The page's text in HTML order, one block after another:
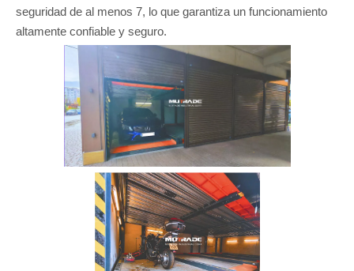
seguridad de al menos 7, lo que garantiza un funcionamiento
altamente confiable y seguro.